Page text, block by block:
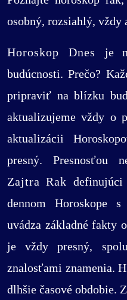
osobný, rozsiahlý, vždy
Horoskop Dnes je
budúcnosti. Prečo?
pripraviť na blízku
aktualizujeme vždy o
aktualizácii
presný. Presnosťou
Zajtra Rak definujúci
dennom Horoskope
uvádza základné fakty
je vždy presný,
znalosťami znamenia.
dlhšie časové obdobie.